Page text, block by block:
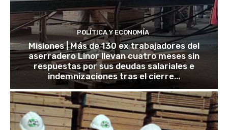
POLÍTICA Y ECONOMÍA
Misiones | Más de 130 ex trabajadores del
aserradero Linor llevan cuatro meses sin
respuestas por sus deudas salariales e
indemnizaciones tras el cierre...